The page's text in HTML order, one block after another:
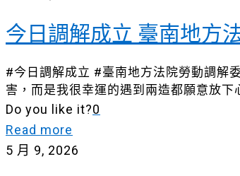
今日調解成立 臺南地方
#今日調解成立 #臺南地方法院勞動調解
害，而是我很幸運的遇到兩造都願意放
Do you like it?0
Read more
5 月 9, 2026